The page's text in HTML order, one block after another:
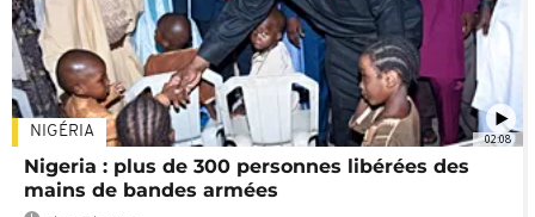
02:08
NIGÉRIA
Nigeria : plus de 300 personnes libérées des
mains de bandes armées